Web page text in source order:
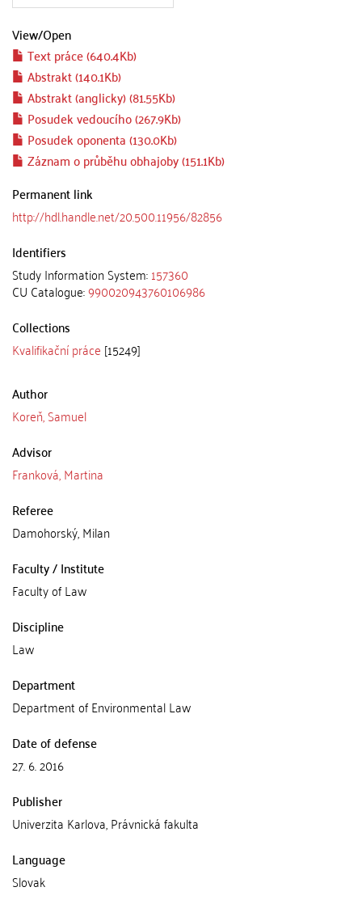
View/Open
Text práce (640.4Kb)
Abstrakt (140.1Kb)
Abstrakt (anglicky) (81.55Kb)
Posudek vedoucího (267.9Kb)
Posudek oponenta (130.0Kb)
Záznam o průběhu obhajoby (151.1Kb)
Permanent link
http://hdl.handle.net/20.500.11956/82856
Identifiers
Study Information System:157360
CU Catalogue:990020943760106986
Collections
Kvalifikační práce [15249]
Author
Koreň, Samuel
Advisor
Franková, Martina
Referee
Damohorský, Milan
Faculty / Institute
Faculty of Law
Discipline
Law
Department
Department of Environmental Law
Date of defense
27. 6. 2016
Publisher
Univerzita Karlova, Právnická fakulta
Language
Slovak